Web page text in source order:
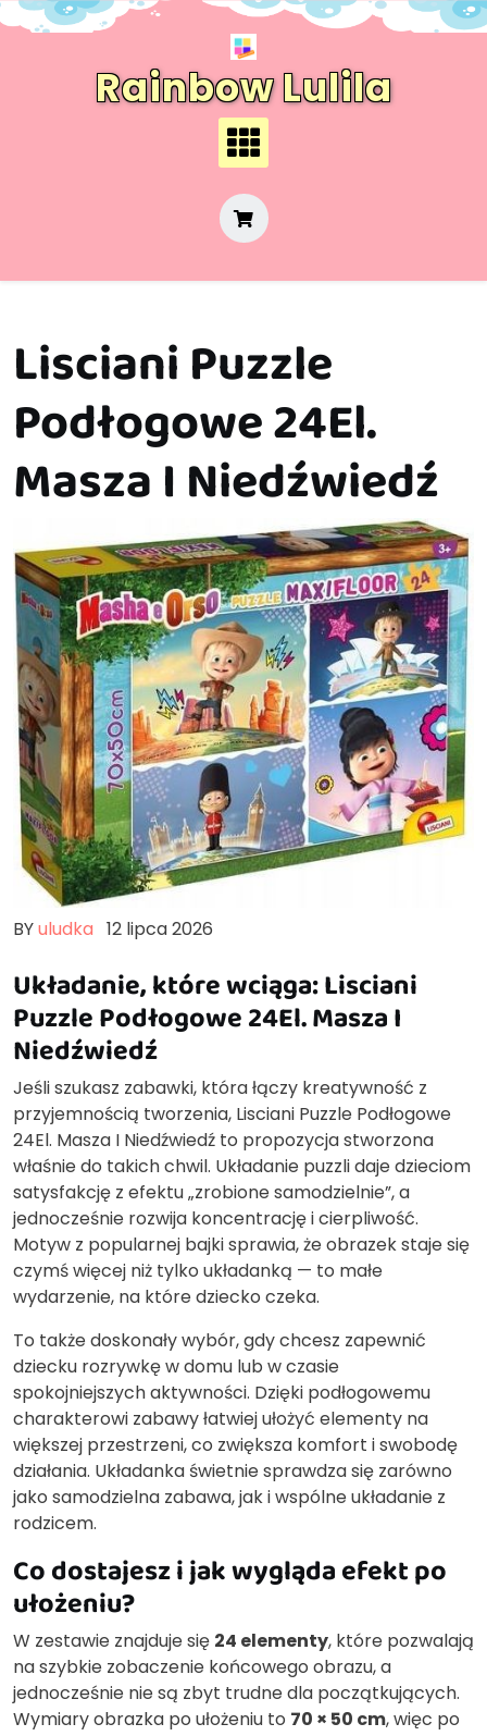
Skip
Rainbow Lulila
Lisciani Puzzle
Podłogowe 24El.
Masza I Niedźwiedź
BYuludka 12 lipca 2026
Układanie, które wciąga: Lisciani
Puzzle Podłogowe 24El. Masza I
Niedźwiedź
Jeśli szukasz zabawki, która łączy kreatywność z
przyjemnością tworzenia, Lisciani Puzzle Podłogowe
24El. Masza I Niedźwiedź to propozycja stworzona
właśnie do takich chwil. Układanie puzzli daje dzieciom
satysfakcję z efektu „zrobione samodzielnie”, a
jednocześnie rozwija koncentrację i cierpliwość.
Motyw z popularnej bajki sprawia, że obrazek staje się
czymś więcej niż tylko układanką — to małe
wydarzenie, na które dziecko czeka.
To także doskonały wybór, gdy chcesz zapewnić
dziecku rozrywkę w domu lub w czasie
spokojniejszych aktywności. Dzięki podłogowemu
charakterowi zabawy łatwiej ułożyć elementy na
większej przestrzeni, co zwiększa komfort i swobodę
działania. Układanka świetnie sprawdza się zarówno
jako samodzielna zabawa, jak i wspólne układanie z
rodzicem.
Co dostajesz i jak wygląda efekt po
ułożeniu?
W zestawie znajduje się 24 elementy, które pozwalają
na szybkie zobaczenie końcowego obrazu, a
jednocześnie nie są zbyt trudne dla początkujących.
Wymiary obrazka po ułożeniu to 70 × 50 cm, więc po